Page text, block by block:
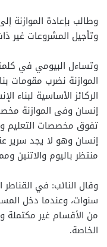
وطالب بإعادة الموازنة
وتأجيل المشروعات غير
وتساءل البيومي في
الموازنة نضرب مقومات
الركائز الأساسية لبناء
تفوق مخصصات التعليم
إنسان وهو لا يجد سرير
منتظر باليوم والاتنين
وقال النائب: في
سنوات، وعندما دخل
من الأقسام غير مكتملة
الخاصة.